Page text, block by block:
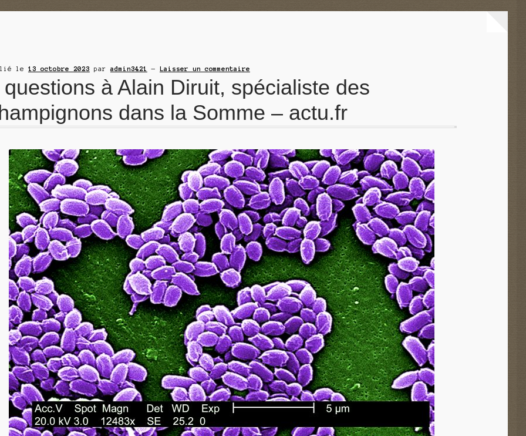
le 13 octobre 2023 paradmin3421 — Laisser un commentaire
questions à Alain Diruit, spécialiste des
dans la Somme – actu.fr